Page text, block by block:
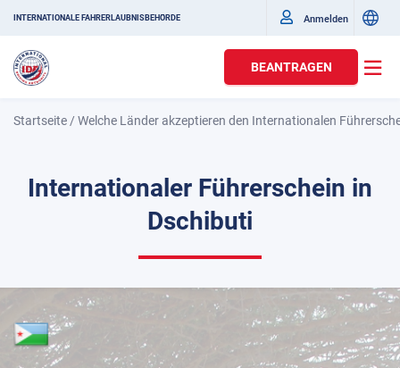
INTERNATIONALE FAHRERLAUBNISBEHÖRDE Anmelden
BEANTRAGEN
Startseite /Welche Länder akzeptieren den Internationalen
Internationaler Führerschein in
Dschibuti